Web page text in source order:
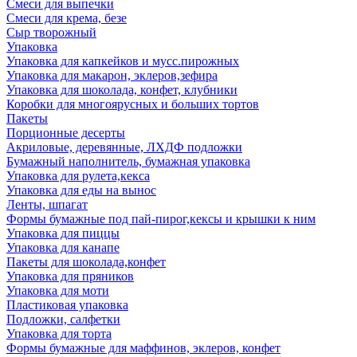
Смеси для выпечки
Смеси для крема, безе
Сыр творожный
Упаковка
Упаковка для капкейков и мусс.пирожных
Упаковка для макарон, эклеров,зефира
Упаковка для шоколада, конфет, клубники
Коробки для многоярусных и больших тортов
Пакеты
Порционные десерты
Акриловые, деревянные, ЛХДФ подложки
Бумажный наполнитель, бумажная упаковка
Упаковка для рулета,кекса
Упаковка для еды на вынос
Ленты, шпагат
Формы бумажные под пай-пирог,кексы и крышки к ним
Упаковка для пиццы
Упаковка для канапе
Пакеты для шоколада,конфет
Упаковка для пряников
Упаковка для моти
Пластиковая упаковка
Подложки, салфетки
Упаковка для торта
Формы бумажные для маффинов, эклеров, конфет